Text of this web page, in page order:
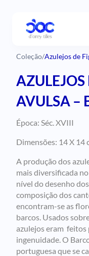
Coleção/Azulejos de
AVULSA –
Época: Séc. XVIII
Dimensões: 14 X 14
A produção dos
mais diversificada
nível do desenho
composição dos
encontram-se as
barcos. Usados
azulejos eram feitos
ingenuidade. O
portuguesa que se